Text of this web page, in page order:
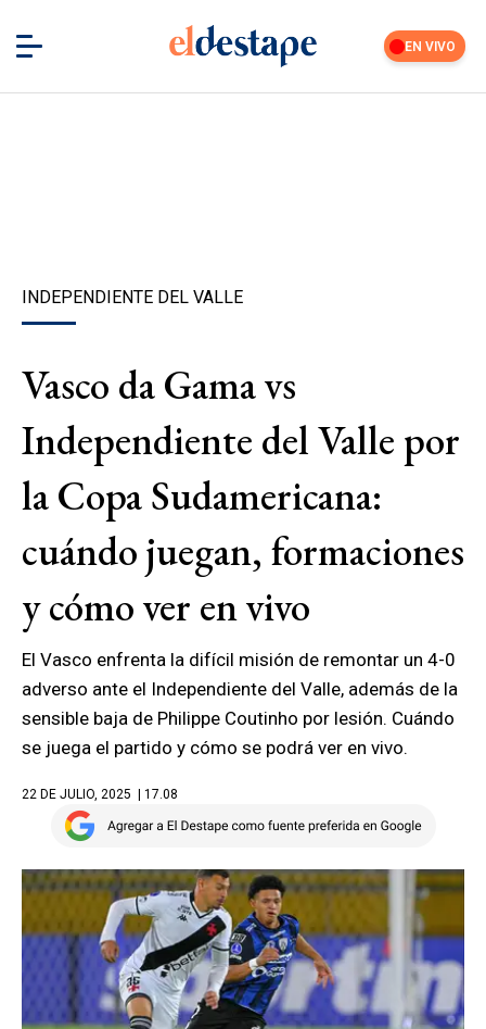
EN VIVO
INDEPENDIENTE DEL VALLE
Vasco da Gama vs
Independiente del Valle por
la Copa Sudamericana:
cuándo juegan, formaciones
y cómo ver en vivo
El Vasco enfrenta la difícil misión de remontar un 4-0
adverso ante el Independiente del Valle, además de la
sensible baja de Philippe Coutinho por lesión. Cuándo
se juega el partido y cómo se podrá ver en vivo.
22 DE JULIO, 2025 | 17.08